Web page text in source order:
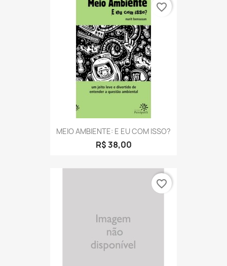
MEIO AMBIENTE: E EU COM ISSO?
R$ 38,00
favorite_border
favorite_border